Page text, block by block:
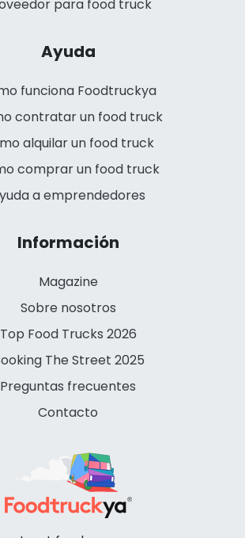
para food truck
Ayuda
funciona Foodtruckya
contratar un food truck
alquilar un food truck
comprar un food truck
a emprendedores
Información
Magazine
Sobre nosotros
Top Food Trucks 2026
The Street 2025
Preguntas frecuentes
Contacto